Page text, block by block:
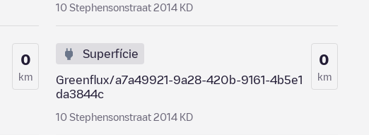
10 Stephensonstraat 2014 KD
0
km
Superfície
Greenflux/a7a49921-9a28-420b-9161-4b5e1
da3844c
10 Stephensonstraat 2014 KD
0
km